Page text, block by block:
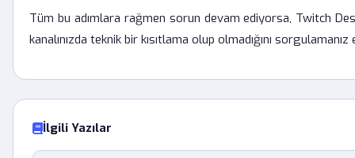
Tüm bu adımlara rağmen sorun devam ediyorsa, Twitch
kanalınızda teknik bir kısıtlama olup olmadığını sorgulamanız
İlgili Yazılar